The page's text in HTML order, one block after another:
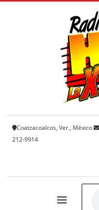
Coatzacoalcos, Ver., México
212-9914